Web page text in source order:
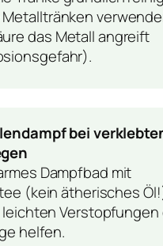
Metalltränken
das Metall angreift
bei
Dampfbad mit
(kein ätherisches
leichten Verstopfungen
helfen.